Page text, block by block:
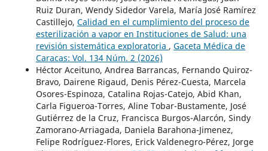
Ruiz Duran, Wendy Sidedor Varela, María José Ramírez
Castillejo, Calidad en el cumplimiento del proceso de
esterilización a vapor en Instituciones de Salud: una
revisión sistemática exploratoria , Gaceta Médica de
Caracas: Vol. 134 Núm. 2 (2026)
Héctor Aceituno, Andrea Barrancas, Fernando Quiroz-
Bravo, Dairene Rigaud, Denis Pérez-Cuesta, Marcela
Osores-Espinoza, Catalina Rojas-Catejo, Abid Khan,
Carla Figueroa-Torres, Aline Tobar-Bustamente, José
Gutiérrez de la Cruz, Francisca Burgos-Alarcón, Sindy
Zamorano-Arriagada, Daniela Barahona-Jimenez,
Felipe Rodríguez-Flores, Erick Valdenegro-Pérez, Jorge